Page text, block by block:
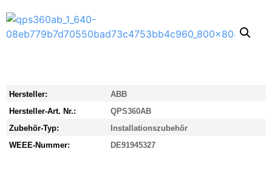
Hersteller:
ABB
Hersteller-Art. Nr.:
QPS360AB
Zubehör-Typ:
Installationszubehör
WEEE-Nummer:
DE91945327